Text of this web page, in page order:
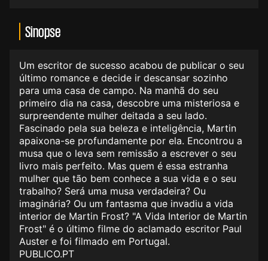
Sinopse
Um escritor de sucesso acabou de publicar o seu
último romance e decide ir descansar sozinho
para uma casa de campo. Na manhã do seu
primeiro dia na casa, descobre uma misteriosa e
surpreendente mulher deitada a seu lado.
Fascinado pela sua beleza e inteligência, Martin
apaixona-se profundamente por ela. Encontrou a
musa que o leva sem remissão a escrever o seu
livro mais perfeito. Mas quem é essa estranha
mulher que tão bem conhece a sua vida e o seu
trabalho? Será uma musa verdadeira? Ou
imaginária? Ou um fantasma que invadiu a vida
interior de Martin Frost? "A Vida Interior de Martin
Frost" é o último filme do aclamado escritor Paul
Auster e foi filmado em Portugal.
PUBLICO.PT